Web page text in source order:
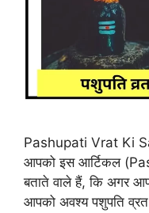
Pashupati Vrat Ki
आपको इस आर्टिकल
बताते वाले हैं, कि अगर
आपको अवश्य पशुपति